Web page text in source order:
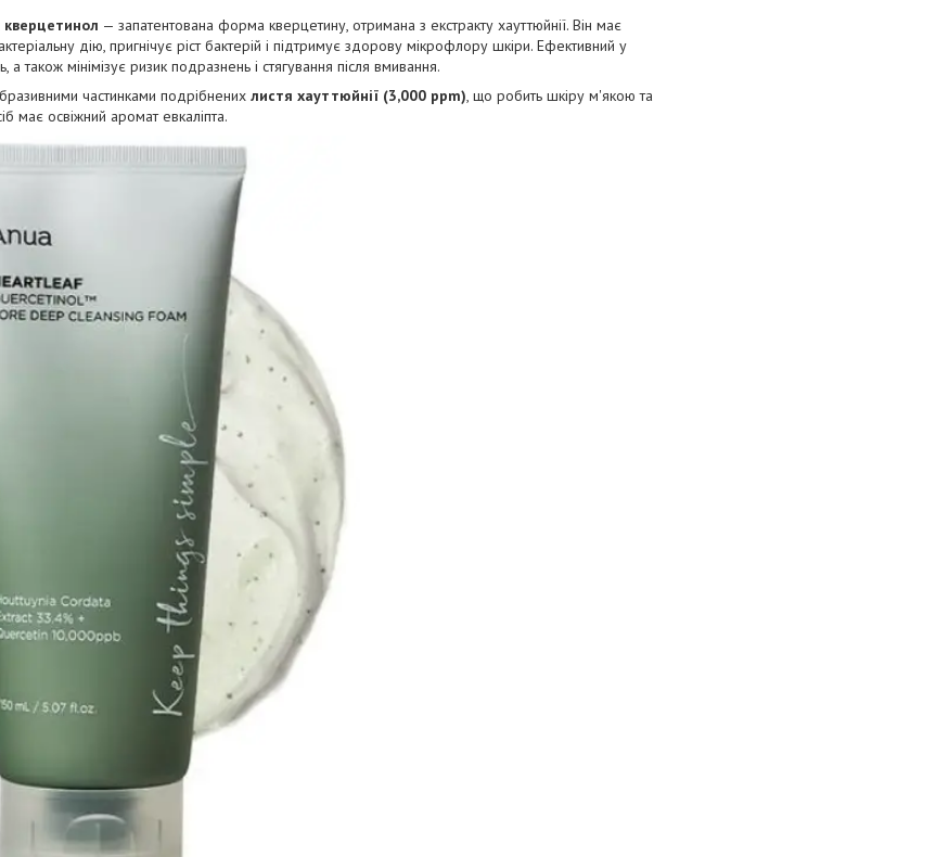
кверцетинол — запатентована форма кверцетину, отримана з екстракту хауттюйнії. Він має
дію, пригнічує ріст бактерій і підтримує здорову мікрофлору шкіри. Ефективний у
а також мінімізує ризик подразнень і стягування після вмивання.
частинками подрібнених листя хауттюйнії (3,000 ppm), що робить шкіру м'якою та
має освіжний аромат евкаліпта.